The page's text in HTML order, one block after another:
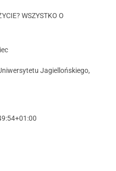
WSZYSTKO O
Jagiellońskiego,